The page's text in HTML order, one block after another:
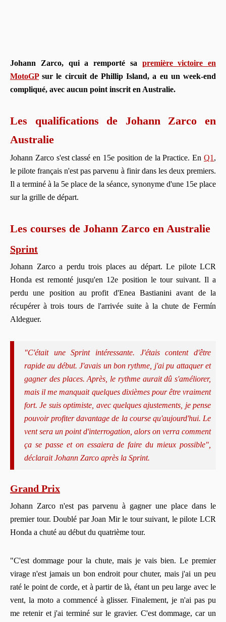
Johann Zarco, qui a remporté sa première victoire en
MotoGPsur le circuit de Phillip Island, a eu un week-end
compliqué, avec aucun point inscrit en Australie.
Les qualifications de Johann Zarco en
Australie
Johann Zarco s'est classé en 15e position de la Practice. En Q1 ,
le pilote français n'est pas parvenu à finir dans les deux premiers.
Il a terminé à la 5e place de la séance, synonyme d'une 15e place
sur la grille de départ.
Les courses de Johann Zarco en Australie
Sprint
Johann Zarco a perdu trois places au départ. Le pilote LCR
Honda est remonté jusqu'en 12e position le tour suivant. Il a
perdu une position au profit d'Enea Bastianini avant de la
récupérer à trois tours de l'arrivée suite à la chute de Fermín
Aldeguer.
"C'était une Sprint intéressante. J'étais content d'être
rapide au début. J'avais un bon rythme, j'ai pu attaquer et
gagner des places. Après, le rythme aurait dû s'améliorer,
mais il me manquait quelques dixièmes pour être vraiment
fort. Je suis optimiste, avec quelques ajustements, je pense
pouvoir profiter davantage de la course qu'aujourd'hui. Le
vent sera un point d'interrogation, alors on verra comment
ça se passe et on essaiera de faire du mieux possible",
déclarait Johann Zarco après la Sprint.
Grand Prix
Johann Zarco n'est pas parvenu à gagner une place dans le
premier tour. Doublé par Joan Mir le tour suivant, le pilote LCR
Honda a chuté au début du quatrième tour.
"C'est dommage pour la chute, mais je vais bien. Le premier
virage n'est jamais un bon endroit pour chuter, mais j'ai un peu
raté le point de corde, et à partir de là, étant un peu large avec le
vent, la moto a commencé à glisser. Finalement, je n'ai pas pu
me retenir et j'ai terminé sur le gravier. C'est dommage, car un